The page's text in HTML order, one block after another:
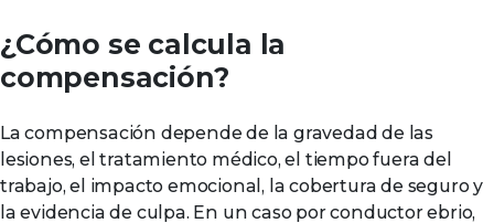
¿Cómo se calcula la
compensación?
La compensación depende de la gravedad de las
lesiones, el tratamiento médico, el tiempo fuera del
trabajo, el impacto emocional, la cobertura de seguro y
la evidencia de culpa. En un caso por conductor ebrio,